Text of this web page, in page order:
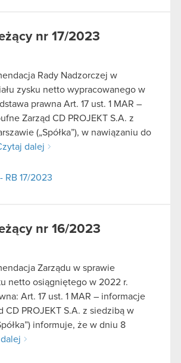
nr 17/2023
Rady Nadzorczej w
zysku netto wypracowanego w
prawna Art. 17 ust. 1 MAR –
Zarząd CD PROJEKT S.A. z
(„Spółka”), w nawiązaniu do
dalej
- RB 17/2023
nr 16/2023
Zarządu w sprawie
netto osiągniętego w 2022 r.
Art. 17 ust. 1 MAR – informacje
CD PROJEKT S.A. z siedzibą w
informuje, że w dniu 8